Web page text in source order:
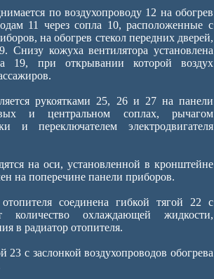
по воздухопроводу 12 на обогрев
11 через сопла 10, расположенные с
на обогрев стекол передних дверей,
кожуха вентилятора установлена
19, при открывании которой воздух
рукоятками 25, 26 и 27 на панели
и центральном соплах, рычагом
и переключателем электродвигателя
на оси, установленной в кронштейне
на поперечине панели приборов.
соединена гибкой тягой 22 с
охлаждающей жидкости,
в радиатор отопителя.
23 с заслонкой воздухопроводов обогрева